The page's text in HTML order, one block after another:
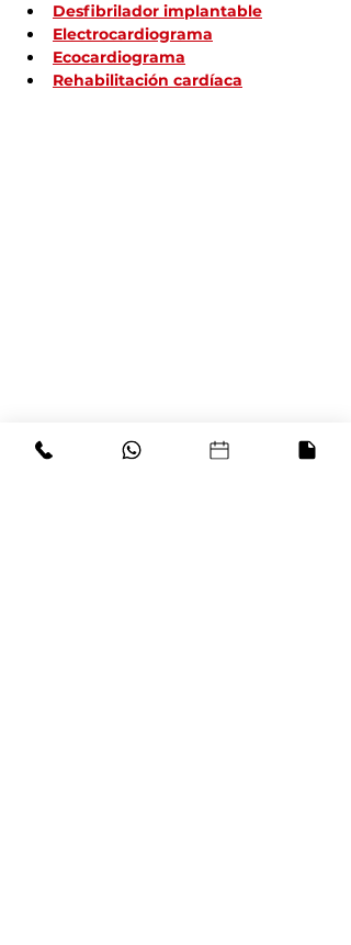
Desfibrilador implantable
Electrocardiograma
Ecocardiograma
Rehabilitación cardíaca